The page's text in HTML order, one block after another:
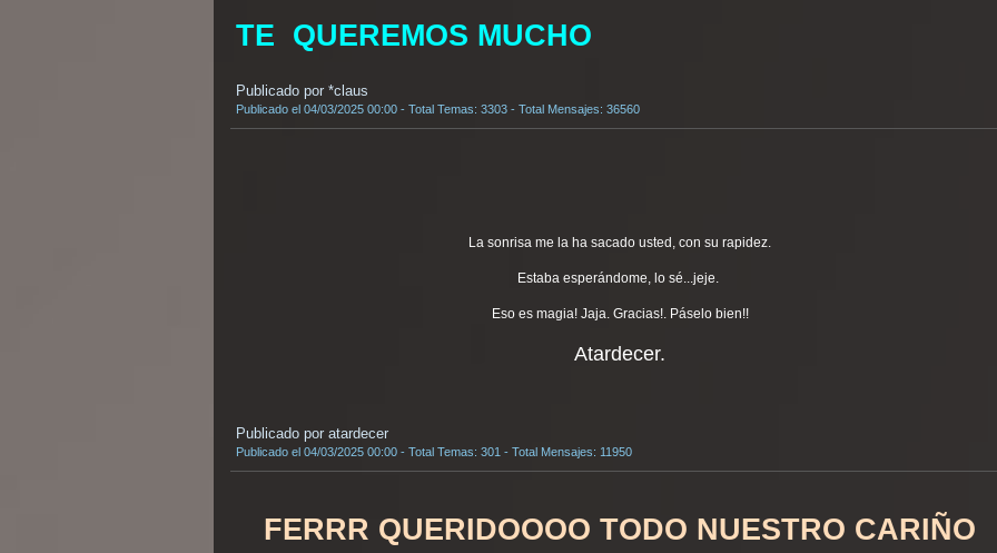
TE QUEREMOS MUCHO
Publicado por *claus
Publicado el 04/03/2025 00:00 - Total Temas: 3303 - Total Mensajes: 36560
La sonrisa me la ha sacado usted, con su rapidez.
Estaba esperándome, lo sé...jeje.
Eso es magia! Jaja. Gracias!. Páselo bien!!
Atardecer.
Publicado por atardecer
Publicado el 04/03/2025 00:00 - Total Temas: 301 - Total Mensajes: 11950
FERRR QUERIDOOOO TODO NUESTRO CARIÑO